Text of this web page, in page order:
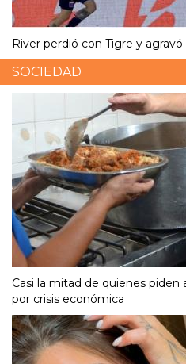
River perdió con Tigre y
SOCIEDAD
Casi la mitad de quienes
por crisis económica